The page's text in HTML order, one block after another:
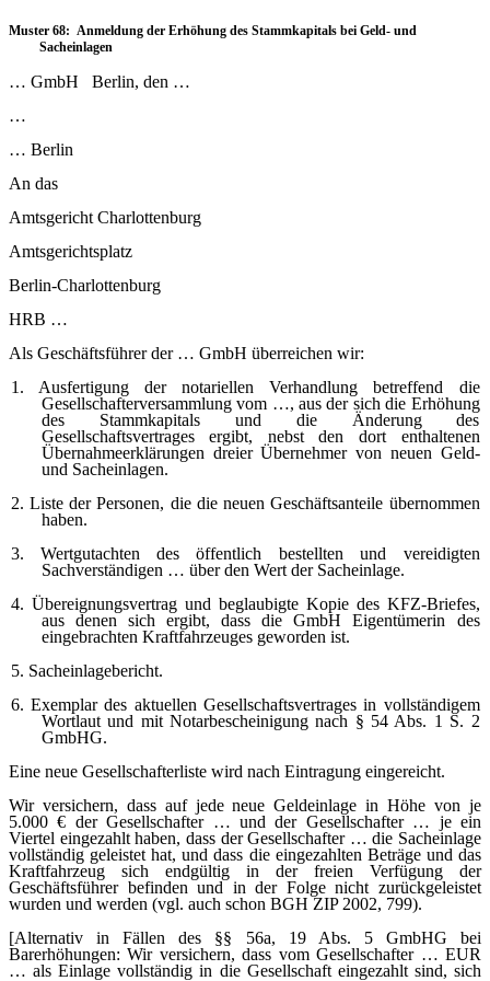
Muster 68: Anmeldung der Erhöhung des Stammkapitals bei Geld- und
Sacheinlagen
… GmbH Berlin, den …
…
… Berlin
An das
Amtsgericht Charlottenburg
Amtsgerichtsplatz
Berlin-Charlottenburg
HRB …
Als Geschäftsführer der … GmbH überreichen wir:
1. Ausfertigung der notariellen Verhandlung betreffend die
Gesellschafterversammlung vom …, aus der sich die Erhöhung
des Stammkapitals und die Änderung des
Gesellschaftsvertrages ergibt, nebst den dort enthaltenen
Übernahmeerklärungen dreier Übernehmer von neuen Geld-
und Sacheinlagen.
2. Liste der Personen, die die neuen Geschäftsanteile übernommen
haben.
3. Wertgutachten des öffentlich bestellten und vereidigten
Sachverständigen … über den Wert der Sacheinlage.
4. Übereignungsvertrag und beglaubigte Kopie des KFZ-Briefes,
aus denen sich ergibt, dass die GmbH Eigentümerin des
eingebrachten Kraftfahrzeuges geworden ist.
5. Sacheinlagebericht.
6. Exemplar des aktuellen Gesellschaftsvertrages in vollständigem
Wortlaut und mit Notarbescheinigung nach § 54 Abs. 1 S. 2
GmbHG.
Eine neue Gesellschafterliste wird nach Eintragung eingereicht.
Wir versichern, dass auf jede neue Geldeinlage in Höhe von je
5.000 € der Gesellschafter … und der Gesellschafter … je ein
Viertel eingezahlt haben, dass der Gesellschafter … die Sacheinlage
vollständig geleistet hat, und dass die eingezahlten Beträge und das
Kraftfahrzeug sich endgültig in der freien Verfügung der
Geschäftsführer befinden und in der Folge nicht zurückgeleistet
wurden und werden (vgl. auch schon BGH ZIP 2002, 799).
[Alternativ in Fällen des §§ 56a, 19 Abs. 5 GmbHG bei
Barerhöhungen: Wir versichern, dass vom Gesellschafter … EUR
… als Einlage vollständig in die Gesellschaft eingezahlt sind, sich